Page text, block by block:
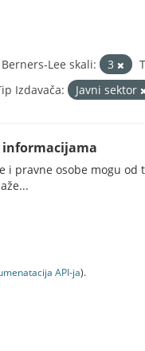
Lee skali: 3
Izdavača: Javni sektor
informacijama
i pravne osobe mogu od
API-jа).